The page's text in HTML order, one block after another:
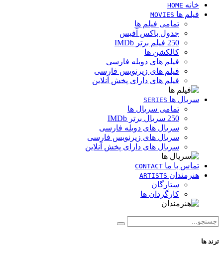
خانه HOME
فیلم ها MOVIES
تمامی فیلم ها
جدول باکس آفیس
250 فیلم برتر IMDb
کالکشن ها
فیلم های دوبله فارسی
فیلم های زیرنویس فارسی
فیلم های دارای پخش آنلاین
سریال ها SERIES
تمامی سریال ها
250 سریال برتر IMDb
سریال های دوبله فارسی
سریال های زیرنویس فارسی
سریال های دارای پخش آنلاین
تماس با ما CONTACT
هنرمندان ARTISTS
ستارگان
کارگردان ها
ترند ها